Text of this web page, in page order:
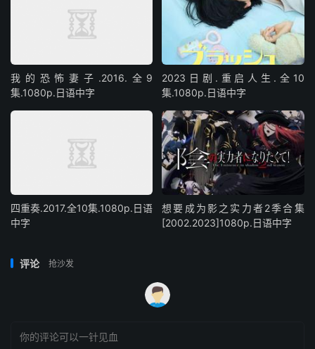
我的恐怖妻子.2016.全9
集.1080p.日语中字
2023日剧.重启人生.全10
集.1080p.日语中字
四重奏.2017.全10集.1080p.日语
中字
想要成为影之实力者2季合集
[2002.2023]1080p.日语中字
评论 抢沙发